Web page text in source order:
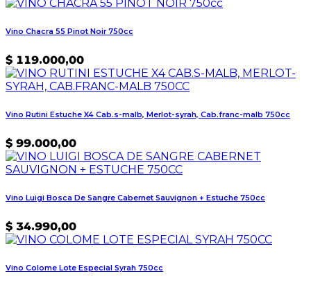
Vino Chacra 55 Pinot Noir 750cc
$ 119.000,00
Vino Rutini Estuche X4 Cab.s-malb, Merlot-syrah, Cab.franc-malb 750cc
$ 99.000,00
Vino Luigi Bosca De Sangre Cabernet Sauvignon + Estuche 750cc
$ 34.990,00
Vino Colome Lote Especial Syrah 750cc